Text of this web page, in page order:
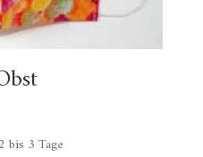
2 bis 3 Tage